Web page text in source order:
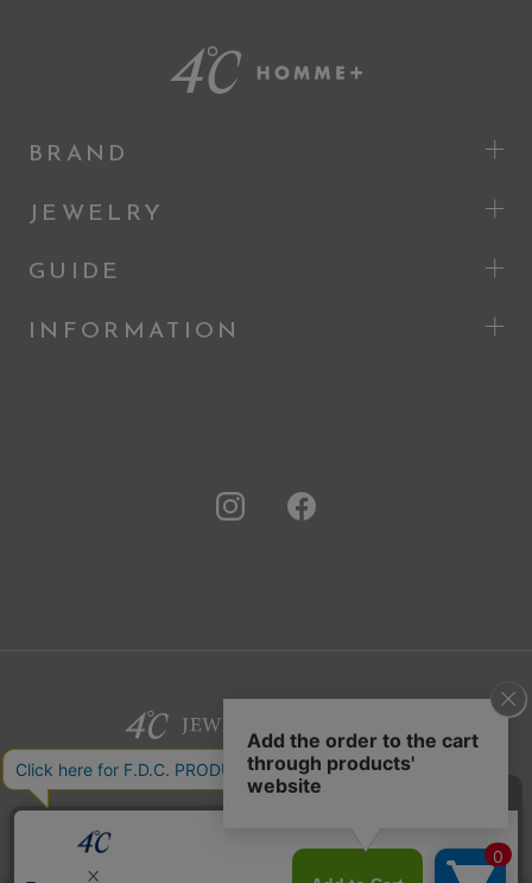
BRAND
JEWELRY
GUIDE
INFORMATION